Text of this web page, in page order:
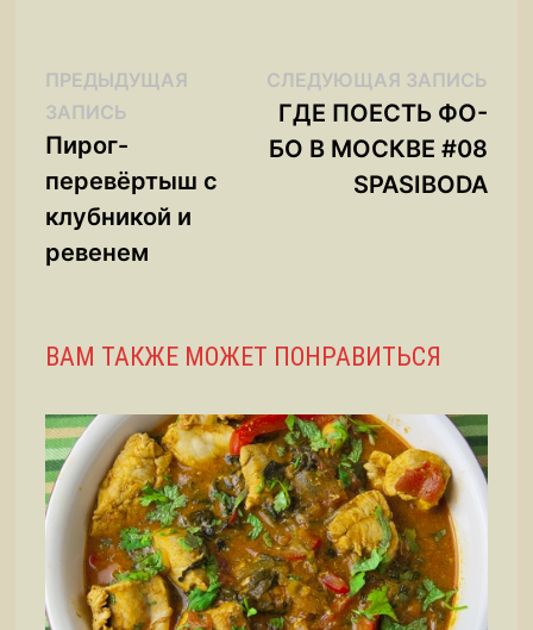
Навигация
по
записям
ПРЕДЫДУЩАЯ
ЗАПИСЬ
запись:
Пирог-
перевёртыш с
клубникой и
ревенем
СЛЕДУЮЩАЯ ЗАПИСЬ
ГДЕ ПОЕСТЬ ФО-
БО В МОСКВЕ #08
SPASIBODA
ВАМ ТАКЖЕ МОЖЕТ ПОНРАВИТЬСЯ